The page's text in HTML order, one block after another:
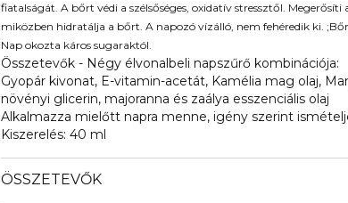
fiatalságát. A bőrt védi a szélsőséges, oxidatív stressztől.
miközben hidratálja a bőrt. A napozó vízálló, nem fehéredik ki.
Nap okozta káros sugaraktól.
Összetevők - Négy élvonalbeli napszűrő kombinációja:
Gyopár kivonat, E-vitamin-acetát, Kamélia mag olaj,
növényi glicerin, majoranna és zaálya esszenciális olaj
Alkalmazza mielőtt napra menne, igény szerint
Kiszerelés: 40 ml
ÖSSZETEVŐK